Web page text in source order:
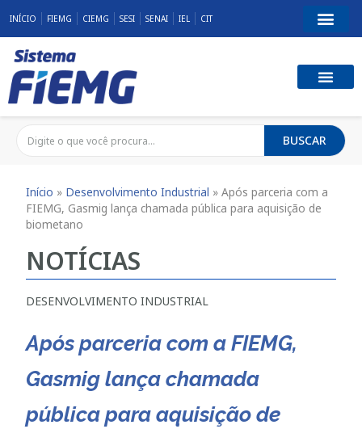
INÍCIO FIEMG CIEMG SESI SENAI IEL CIT
BUSCAR
Início » Desenvolvimento Industrial »Após parceria com a
FIEMG, Gasmig lança chamada pública para aquisição de
biometano
NOTÍCIAS
DESENVOLVIMENTO INDUSTRIAL
Após parceria com a FIEMG,
Gasmig lança chamada
pública para aquisição de